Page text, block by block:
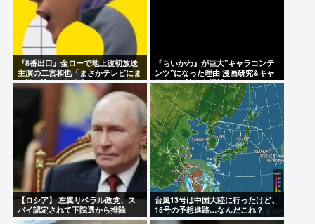
『8番出口』金ローで地上波初放送
主演の二宮和也「まさかテレビにま
で迷い込んでしまうとは」
『ちいかわ』が巨大”キャラコンテ
ンツ”になった理由 漫画研究&キャ
ラクター論から紐解く
【ロシア】 左翼リベラル政党、ス
パイ認定されて下院選から排除
台風13号は中国大陸に行ったけど、
15号の予想進路…なんだこれ？